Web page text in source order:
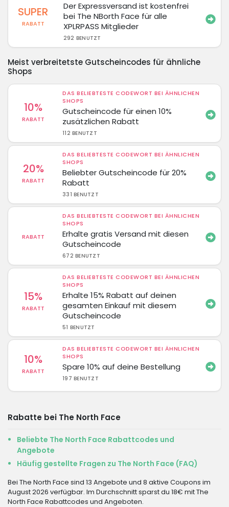
SUPER
RABATT
Der Expressversand ist kostenfrei
bei The NBorth Face für alle
XPLRPASS Mitglieder
292 BENUTZT
Meist verbreitetste Gutscheincodes für ähnliche
Shops
10%
RABATT
DAS BELIEBTESTE CODEWORT BEI ÄHNLICHEN
SHOPS
Gutscheincode für einen 10%
zusätzlichen Rabatt
112 BENUTZT
20%
RABATT
DAS BELIEBTESTE CODEWORT BEI ÄHNLICHEN
SHOPS
Beliebter Gutscheincode für 20%
Rabatt
331 BENUTZT
RABATT
DAS BELIEBTESTE CODEWORT BEI ÄHNLICHEN
SHOPS
Erhalte gratis Versand mit diesen
Gutscheincode
672 BENUTZT
15%
RABATT
DAS BELIEBTESTE CODEWORT BEI ÄHNLICHEN
SHOPS
Erhalte 15% Rabatt auf deinen
gesamten Einkauf mit diesem
Gutscheincode
51 BENUTZT
10%
RABATT
DAS BELIEBTESTE CODEWORT BEI ÄHNLICHEN
SHOPS
Spare 10% auf deine Bestellung
197 BENUTZT
Rabatte bei The North Face
Beliebte The North Face Rabattcodes und
Angebote
Häufig gestellte Fragen zu The North Face (FAQ)
Bei The North Face sind 13 Angebote und 8 aktive Coupons im
August 2026 verfügbar. Im Durchschnitt sparst du 18€ mit The
North Face Rabattcodes und Angeboten.